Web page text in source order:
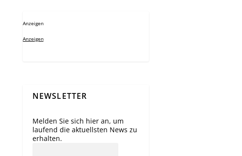
Anzeigen
Anzeigen
NEWSLETTER
Melden Sie sich hier an, um
laufend die aktuellsten News zu
erhalten.